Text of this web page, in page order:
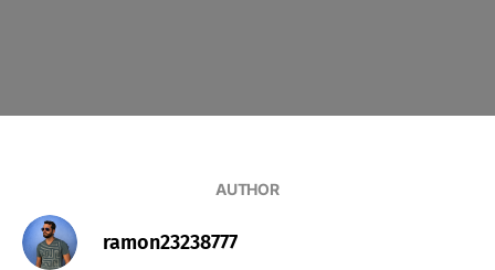
AUTHOR
ramon23238777